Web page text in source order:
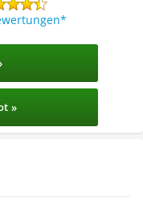
»